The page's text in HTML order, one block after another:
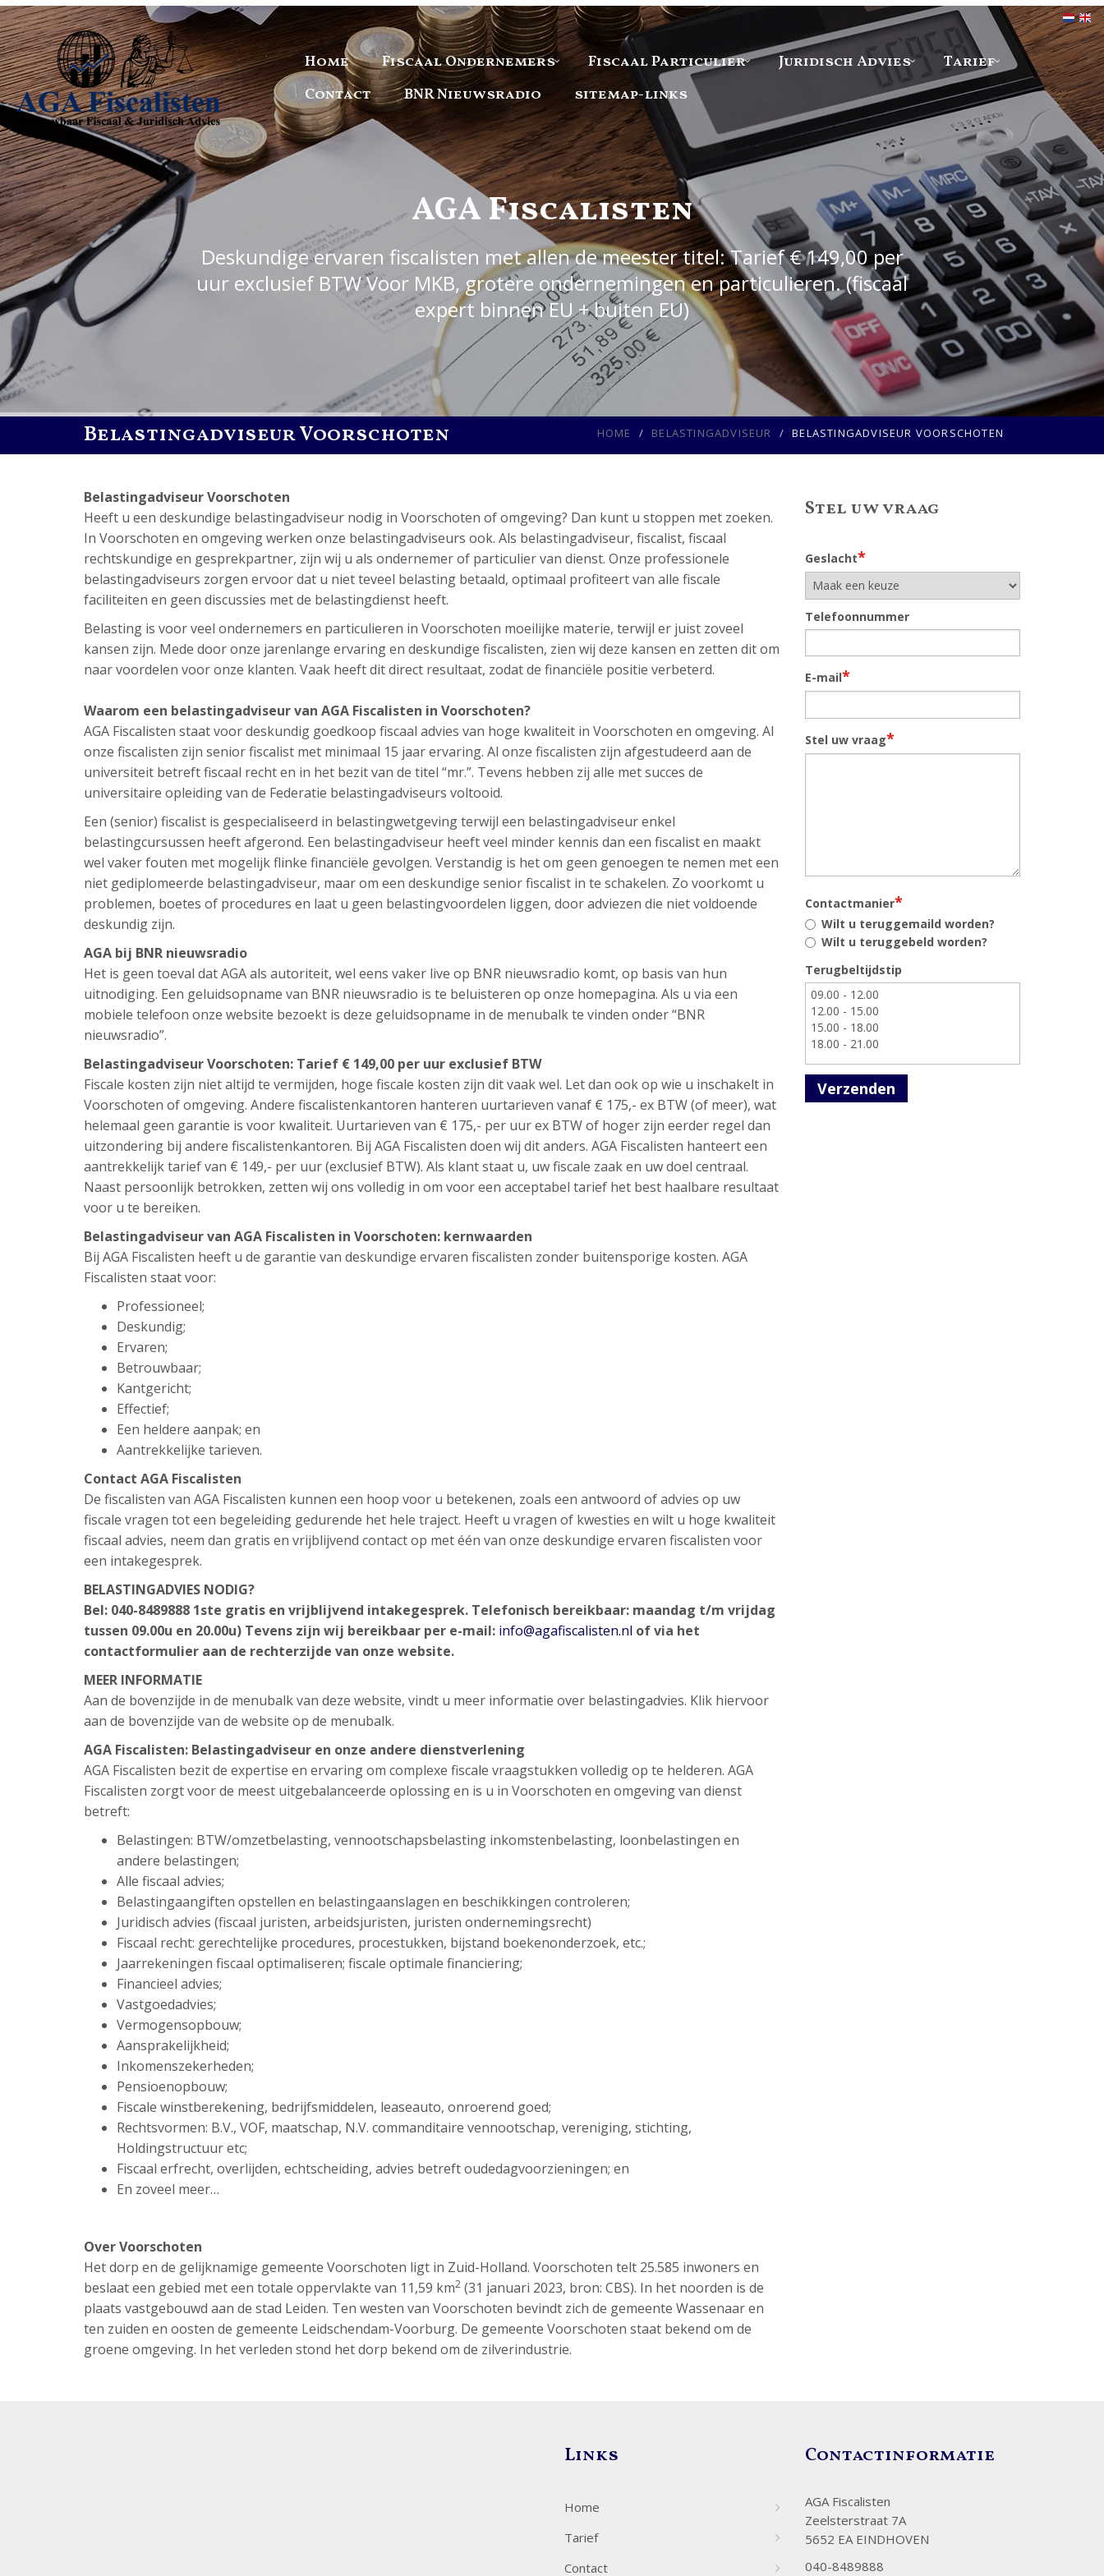
Home Fiscaal Ondernemers Fiscaal Particulier Juridisch Advies
Tarief
Contact
BNR Nieuwsradio sitemap-links
AGA Fiscalisten
Deskundige ervaren fiscalisten met allen de meester titel: Tarief € 149,00 per
uur exclusief BTW Voor MKB, grotere ondernemingen en particulieren. (fiscaal
expert binnen EU + buiten EU)
Belastingadviseur Voorschoten HOME BELASTINGADVISEUR BELASTINGADVISEUR VOORSCHOTEN
Belastingadviseur Voorschoten
Heeft u een deskundige belastingadviseur nodig in Voorschoten of omgeving? Dan kunt u stoppen met zoeken.
In Voorschoten en omgeving werken onze belastingadviseurs ook. Als belastingadviseur, fiscalist, fiscaal
rechtskundige en gesprekpartner, zijn wij u als ondernemer of particulier van dienst. Onze professionele
belastingadviseurs zorgen ervoor dat u niet teveel belasting betaald, optimaal profiteert van alle fiscale
faciliteiten en geen discussies met de belastingdienst heeft.
Belasting is voor veel ondernemers en particulieren in Voorschoten moeilijke materie, terwijl er juist zoveel
kansen zijn. Mede door onze jarenlange ervaring en deskundige fiscalisten, zien wij deze kansen en zetten dit om
naar voordelen voor onze klanten. Vaak heeft dit direct resultaat, zodat de financiële positie verbeterd.
Waarom een belastingadviseur van AGA Fiscalisten in Voorschoten?
AGA Fiscalisten staat voor deskundig goedkoop fiscaal advies van hoge kwaliteit in Voorschoten en omgeving. Al
onze fiscalisten zijn senior fiscalist met minimaal 15 jaar ervaring. Al onze fiscalisten zijn afgestudeerd aan de
universiteit betreft fiscaal recht en in het bezit van de titel “mr.”. Tevens hebben zij alle met succes de
universitaire opleiding van de Federatie belastingadviseurs voltooid.
Een (senior) fiscalist is gespecialiseerd in belastingwetgeving terwijl een belastingadviseur enkel
belastingcursussen heeft afgerond. Een belastingadviseur heeft veel minder kennis dan een fiscalist en maakt
wel vaker fouten met mogelijk flinke financiële gevolgen. Verstandig is het om geen genoegen te nemen met een
niet gediplomeerde belastingadviseur, maar om een deskundige senior fiscalist in te schakelen. Zo voorkomt u
problemen, boetes of procedures en laat u geen belastingvoordelen liggen, door adviezen die niet voldoende
deskundig zijn.
AGA bij BNR nieuwsradio
Het is geen toeval dat AGA als autoriteit, wel eens vaker live op BNR nieuwsradio komt, op basis van hun
uitnodiging. Een geluidsopname van BNR nieuwsradio is te beluisteren op onze homepagina. Als u via een
mobiele telefoon onze website bezoekt is deze geluidsopname in de menubalk te vinden onder “BNR
nieuwsradio”.
Belastingadviseur Voorschoten: Tarief € 149,00 per uur exclusief BTW
Fiscale kosten zijn niet altijd te vermijden, hoge fiscale kosten zijn dit vaak wel. Let dan ook op wie u inschakelt in
Voorschoten of omgeving. Andere fiscalistenkantoren hanteren uurtarieven vanaf € 175,- ex BTW (of meer), wat
helemaal geen garantie is voor kwaliteit. Uurtarieven van € 175,- per uur ex BTW of hoger zijn eerder regel dan
uitzondering bij andere fiscalistenkantoren. Bij AGA Fiscalisten doen wij dit anders. AGA Fiscalisten hanteert een
aantrekkelijk tarief van € 149,- per uur (exclusief BTW). Als klant staat u, uw fiscale zaak en uw doel centraal.
Naast persoonlijk betrokken, zetten wij ons volledig in om voor een acceptabel tarief het best haalbare resultaat
voor u te bereiken.
Belastingadviseur van AGA Fiscalisten in Voorschoten: kernwaarden
Bij AGA Fiscalisten heeft u de garantie van deskundige ervaren fiscalisten zonder buitensporige kosten. AGA
Fiscalisten staat voor:
Professioneel;
Deskundig;
Ervaren;
Betrouwbaar;
Kantgericht;
Effectief;
Een heldere aanpak; en
Aantrekkelijke tarieven.
Contact AGA Fiscalisten
De fiscalisten van AGA Fiscalisten kunnen een hoop voor u betekenen, zoals een antwoord of advies op uw
fiscale vragen tot een begeleiding gedurende het hele traject. Heeft u vragen of kwesties en wilt u hoge kwaliteit
fiscaal advies, neem dan gratis en vrijblijvend contact op met één van onze deskundige ervaren fiscalisten voor
een intakegesprek.
BELASTINGADVIES NODIG?
Bel: 040-8489888 1ste gratis en vrijblijvend intakegesprek. Telefonisch bereikbaar: maandag t/m vrijdag
tussen 09.00u en 20.00u) Tevens zijn wij bereikbaar per e-mail: info@agafiscalisten.nl of via het
contactformulier aan de rechterzijde van onze website.
MEER INFORMATIE
Aan de bovenzijde in de menubalk van deze website, vindt u meer informatie over belastingadvies. Klik hiervoor
aan de bovenzijde van de website op de menubalk.
AGA Fiscalisten: Belastingadviseur en onze andere dienstverlening
AGA Fiscalisten bezit de expertise en ervaring om complexe fiscale vraagstukken volledig op te helderen. AGA
Fiscalisten zorgt voor de meest uitgebalanceerde oplossing en is u in Voorschoten en omgeving van dienst
betreft:
Belastingen: BTW/omzetbelasting, vennootschapsbelasting inkomstenbelasting, loonbelastingen en
andere belastingen;
Alle fiscaal advies;
Belastingaangiften opstellen en belastingaanslagen en beschikkingen controleren;
Juridisch advies (fiscaal juristen, arbeidsjuristen, juristen ondernemingsrecht)
Fiscaal recht: gerechtelijke procedures, procestukken, bijstand boekenonderzoek, etc.;
Jaarrekeningen fiscaal optimaliseren; fiscale optimale financiering;
Financieel advies;
Vastgoedadvies;
Vermogensopbouw;
Aansprakelijkheid;
Inkomenszekerheden;
Pensioenopbouw;
Fiscale winstberekening, bedrijfsmiddelen, leaseauto, onroerend goed;
Rechtsvormen: B.V., VOF, maatschap, N.V. commanditaire vennootschap, vereniging, stichting,
Holdingstructuur etc;
Fiscaal erfrecht, overlijden, echtscheiding, advies betreft oudedagvoorzieningen; en
En zoveel meer…
Over Voorschoten
Het dorp en de gelijknamige gemeente Voorschoten ligt in Zuid-Holland. Voorschoten telt 25.585 inwoners en
beslaat een gebied met een totale oppervlakte van 11,59 km2 (31 januari 2023, bron: CBS). In het noorden is de
plaats vastgebouwd aan de stad Leiden. Ten westen van Voorschoten bevindt zich de gemeente Wassenaar en
ten zuiden en oosten de gemeente Leidschendam-Voorburg. De gemeente Voorschoten staat bekend om de
groene omgeving. In het verleden stond het dorp bekend om de zilverindustrie.
Stel uw vraag
Geslacht*
Telefoonnummer
E-mail*
Stel uw vraag*
Contactmanier*
Wilt u teruggemaild worden?
Wilt u teruggebeld worden?
Terugbeltijdstip
Verzenden
Links
Home
Tarief
Contact
Contactinformatie
AGA Fiscalisten
Zeelsterstraat 7A
5652 EA EINDHOVEN
040-8489888